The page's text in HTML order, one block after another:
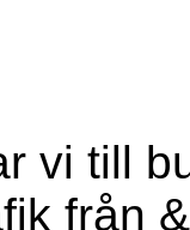
vi till
från